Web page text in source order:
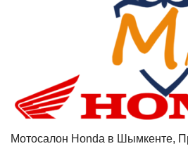
Мотосалон Honda в Шымкенте,